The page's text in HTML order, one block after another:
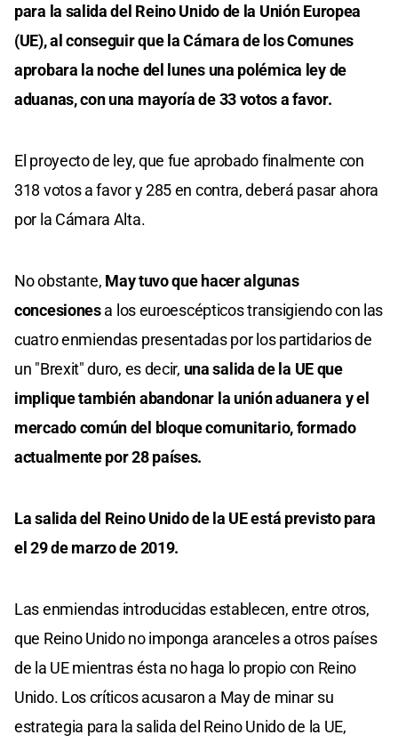
para la salida del Reino Unido de la Unión Europea
(UE), al conseguir que la Cámara de los Comunes
aprobara la noche del lunes una polémica ley de
aduanas, con una mayoría de 33 votos a favor.
El proyecto de ley, que fue aprobado finalmente con
318 votos a favor y 285 en contra, deberá pasar ahora
por la Cámara Alta.
No obstante, May tuvo que hacer algunas
concesionesa los euroescépticos transigiendo con las
cuatro enmiendas presentadas por los partidarios de
un "Brexit" duro, es decir, una salida de la UE que
implique también abandonar la unión aduanera y el
mercado común del bloque comunitario, formado
actualmente por 28 países.
La salida del Reino Unido de la UE está previsto para
el 29 de marzo de 2019.
Las enmiendas introducidas establecen, entre otros,
que Reino Unido no imponga aranceles a otros países
de la UE mientras ésta no haga lo propio con Reino
Unido. Los críticos acusaron a May de minar su
estrategia para la salida del Reino Unido de la UE,